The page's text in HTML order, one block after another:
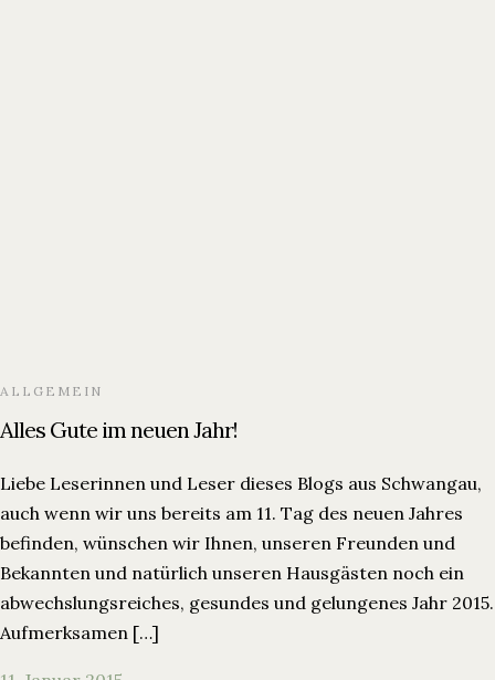
ALLGEMEIN
Alles Gute im neuen Jahr!
Liebe Leserinnen und Leser dieses Blogs aus Schwangau,
auch wenn wir uns bereits am 11. Tag des neuen Jahres
befinden, wünschen wir Ihnen, unseren Freunden und
Bekannten und natürlich unseren Hausgästen noch ein
abwechslungsreiches, gesundes und gelungenes Jahr 2015.
Aufmerksamen […]